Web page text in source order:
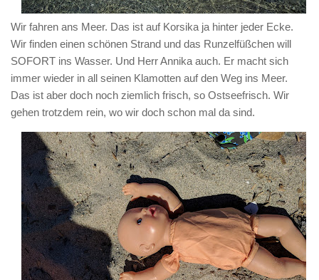
Wir fahren ans Meer. Das ist auf Korsika ja hinter jeder Ecke.
Wir finden einen schönen Strand und das Runzelfüßchen will
SOFORT ins Wasser. Und Herr Annika auch. Er macht sich
immer wieder in all seinen Klamotten auf den Weg ins Meer.
Das ist aber doch noch ziemlich frisch, so Ostseefrisch. Wir
gehen trotzdem rein, wo wir doch schon mal da sind.